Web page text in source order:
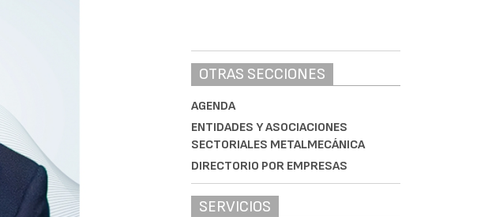
OTRAS SECCIONES
AGENDA
ENTIDADES Y ASOCIACIONES
SECTORIALES METALMECÁNICA
DIRECTORIO POR EMPRESAS
SERVICIOS